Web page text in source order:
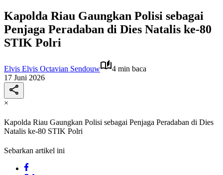
Kapolda Riau Gaungkan Polisi sebagai
Penjaga Peradaban di Dies Natalis ke-80
STIK Polri
Elvis Elvis Octavian Sendouw
4 min baca
17 Juni 2026
×
Kapolda Riau Gaungkan Polisi sebagai Penjaga Peradaban di Dies
Natalis ke-80 STIK Polri
Sebarkan artikel ini